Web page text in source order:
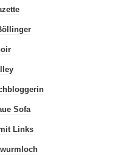
Sofa
Links